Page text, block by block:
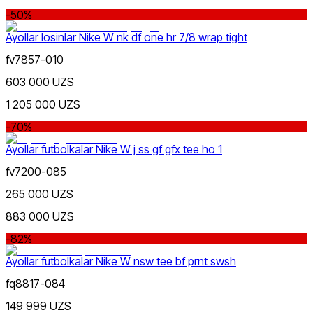
Oq
Kulrang
Moviy
-50%
Ayollar losinlar Nike W nk df one hr 7/8 wrap tight
fv7857-010
603 000 UZS
1 205 000 UZS
-70%
Ayollar futbolkalar Nike W j ss gf gfx tee ho 1
fv7200-085
265 000 UZS
883 000 UZS
-82%
Ayollar futbolkalar Nike W nsw tee bf prnt swsh
fq8817-084
149 999 UZS